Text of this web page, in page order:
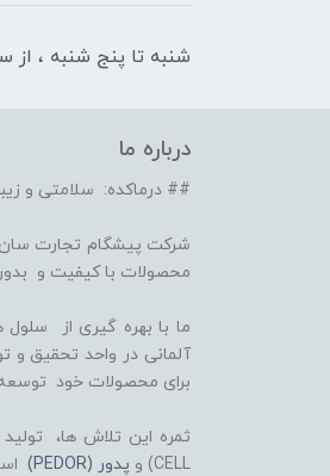
شنبه تا پنج شنبه ، از ساعت 9 الی 17 پاسخگوی
درباره ما
## درماکده: سلامتی و
شرکت پیشگام تجارت سان
محصولات با کیفیت و
برای محصولات خود توسعه
CELL) و
پدور (PEDOR)